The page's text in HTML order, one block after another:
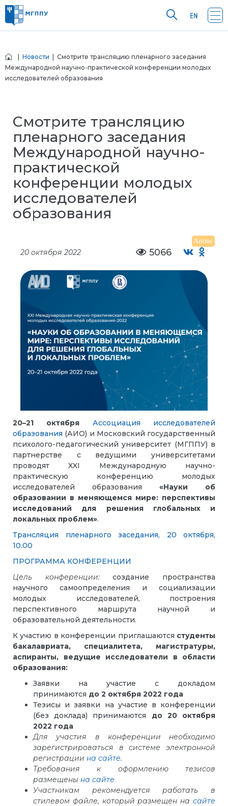
Новости | Cмотрите трансляцию пленарного заседания
Международной научно-практической конференции молодых
исследователей образования
Cмотрите трансляцию
пленарного заседания
Международной научно-
практической
конференции молодых
исследователей
образования
Анонс
20 октября 2022 5066
20–21 октября
Ассоциация исследователей
образования (АИО) и Московский государственный
психолого-педагогический университет (МГППУ) в
партнерстве с ведущими университетами
проводят XXI Международную научно-
практическую конференцию молодых
исследователей образования
«Науки об
образовании в меняющемся мире: перспективы
исследований для решения глобальных и
локальных проблем».
Трансляция пленарного заседания, 20 октября,
10.00
ПРОГРАММА КОНФЕРЕНЦИИ
Цель конференции:
создание пространства
научного самоопределения и социализации
молодых исследователей, построения
перспективного маршрута научной и
образовательной деятельности.
К участию в конференции приглашаются студенты
бакалавриата, специалитета, магистратуры,
аспиранты, ведущие исследователи в области
образования:
Заявки на участие с докладом
принимаются до 2 октября 2022 года
Тезисы и заявки на участие в конференции
(без доклада) принимаются
до 20 октября
2022 года
Для участия в конференции необходимо
зарегистрироваться в системе электронной
регистрации на сайте.
Требования к оформлению тезисов
размещены на сайте
Участникам рекомендуется работать в
стилевом файле, который размещен на сайте